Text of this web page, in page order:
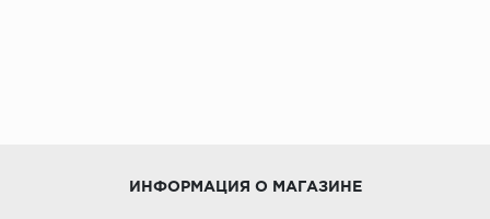
ИНФОРМАЦИЯ О МАГАЗИНЕ